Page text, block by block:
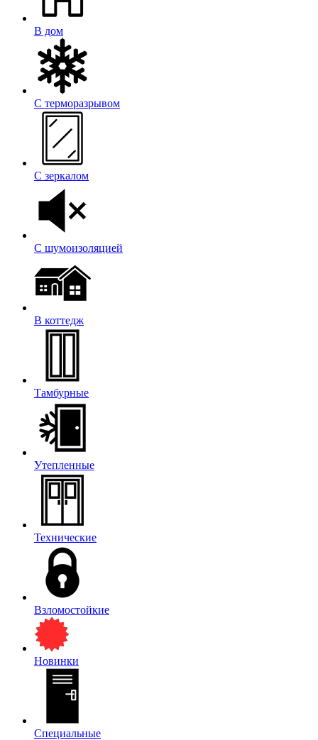
В дом
С терморазрывом
С зеркалом
С шумоизоляцией
В коттедж
Тамбурные
Утепленные
Технические
Взломостойкие
Новинки
Специальные